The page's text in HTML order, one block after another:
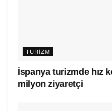
TURIZM
İspanya turizmde hız
milyon ziyaretçi